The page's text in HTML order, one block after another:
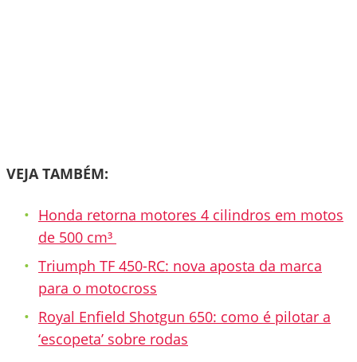
VEJA TAMBÉM:
Honda retorna motores 4 cilindros em motos
de 500 cm³
Triumph TF 450-RC: nova aposta da marca
para o motocross
Royal Enfield Shotgun 650: como é pilotar a
‘escopeta’ sobre rodas